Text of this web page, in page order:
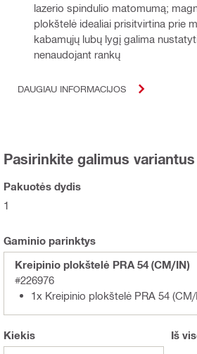
lazerio spindulio matomumą;
plokštelė idealiai prisitvirtina prie
kabamųjų lubų lygį galima
nenaudojant rankų
DAUGIAU INFORMACIJOS
Pasirinkite galimus variantus
Pakuotės dydis
1
Gaminio parinktys
Kreipinio plokštelė PRA 54 (CM/IN)
#226976
1x Kreipinio plokštelė PRA 54
Kiekis Iš